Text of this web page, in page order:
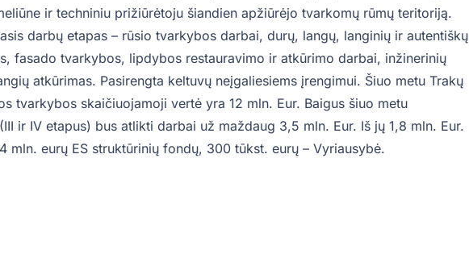
ir techniniu prižiūrėtoju šiandien apžiūrėjo tvarkomų rūmų teritoriją.
darbų etapas – rūsio tvarkybos darbai, durų, langų, langinių ir autentiškų
fasado tvarkybos, lipdybos restauravimo ir atkūrimo darbai, inžinerinių
atkūrimas. Pasirengta keltuvų neįgaliesiems įrengimui. Šiuo metu Trakų
tvarkybos skaičiuojamoji vertė yra 12 mln. Eur. Baigus šiuo metu
ir IV etapus) bus atlikti darbai už maždaug 3,5 mln. Eur. Iš jų 1,8 mln. Eur.
mln. eurų ES struktūrinių fondų, 300 tūkst. eurų – Vyriausybė.